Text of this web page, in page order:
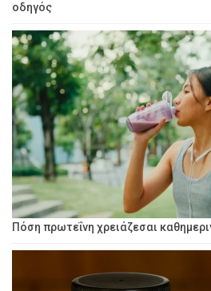
οδηγός
Πόση πρωτεΐνη χρειάζεσαι